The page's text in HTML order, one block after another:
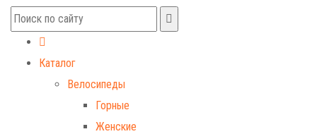
Каталог
Велосипеды
Горные
Женские